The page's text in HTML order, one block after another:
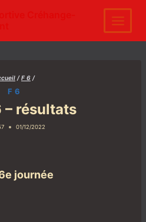
/ F 6 /
F 6
– résultats
01/12/2022
journée